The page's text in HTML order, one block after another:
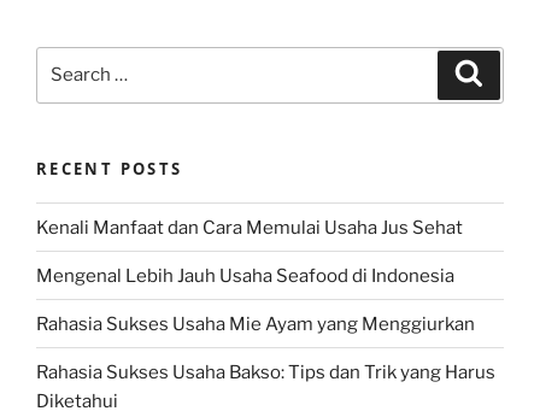
RECENT POSTS
Kenali Manfaat dan Cara Memulai Usaha Jus Sehat
Mengenal Lebih Jauh Usaha Seafood di Indonesia
Rahasia Sukses Usaha Mie Ayam yang Menggiurkan
Rahasia Sukses Usaha Bakso: Tips dan Trik yang Harus
Diketahui